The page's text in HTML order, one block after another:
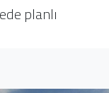
planlı